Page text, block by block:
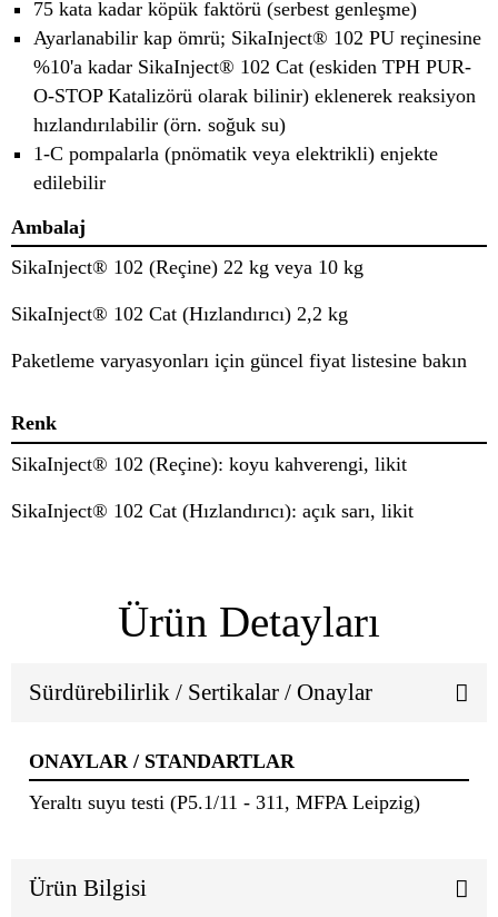
75 kata kadar köpük faktörü (serbest genleşme)
Ayarlanabilir kap ömrü; SikaInject® 102 PU reçinesine
%10'a kadar SikaInject® 102 Cat (eskiden TPH PUR-
O-STOP Katalizörü olarak bilinir) eklenerek reaksiyon
hızlandırılabilir (örn. soğuk su)
1-C pompalarla (pnömatik veya elektrikli) enjekte
edilebilir
Ambalaj
SikaInject® 102 (Reçine) 22 kg veya 10 kg
SikaInject® 102 Cat (Hızlandırıcı) 2,2 kg
Paketleme varyasyonları için güncel fiyat listesine bakın
Renk
SikaInject® 102 (Reçine): koyu kahverengi, likit
SikaInject® 102 Cat (Hızlandırıcı): açık sarı, likit
Ürün Detayları
Sürdürebilirlik / Sertikalar / Onaylar
ONAYLAR / STANDARTLAR
Yeraltı suyu testi (P5.1/11 - 311, MFPA Leipzig)
Ürün Bilgisi